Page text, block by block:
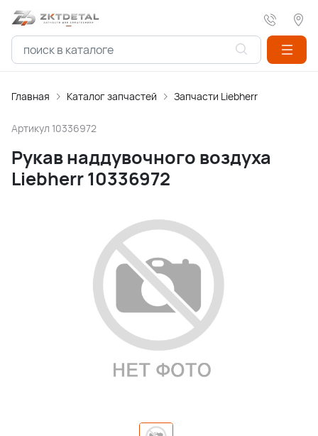
Главная Каталог запчастей Запчасти Liebherr
Артикул 10336972
Рукав наддувочного воздуха
Liebherr 10336972